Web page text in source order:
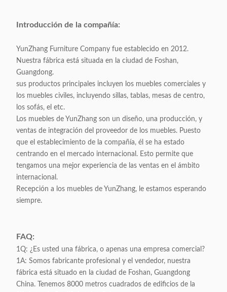
Introducción de la compañía:
YunZhang Furniture Company fue establecido en 2012.
Nuestra fábrica está situada en la ciudad de Foshan,
Guangdong.
sus productos principales incluyen los muebles comerciales y
los muebles civiles, incluyendo sillas, tablas, mesas de centro,
los sofás, el etc.
Los muebles de YunZhang son un diseño, una producción, y
ventas de integración del proveedor de los muebles. Puesto
que el establecimiento de la compañía, él se ha estado
centrando en el mercado internacional. Esto permite que
tengamos una mejor experiencia de las ventas en el ámbito
internacional.
Recepción a los muebles de YunZhang, le estamos esperando
siempre.
FAQ:
1Q: ¿Es usted una fábrica, o apenas una empresa comercial?
1A: Somos fabricante profesional y el vendedor, nuestra
fábrica está situado en la ciudad de Foshan, Guangdong
China. Tenemos 8000 metros cuadrados de edificios de la